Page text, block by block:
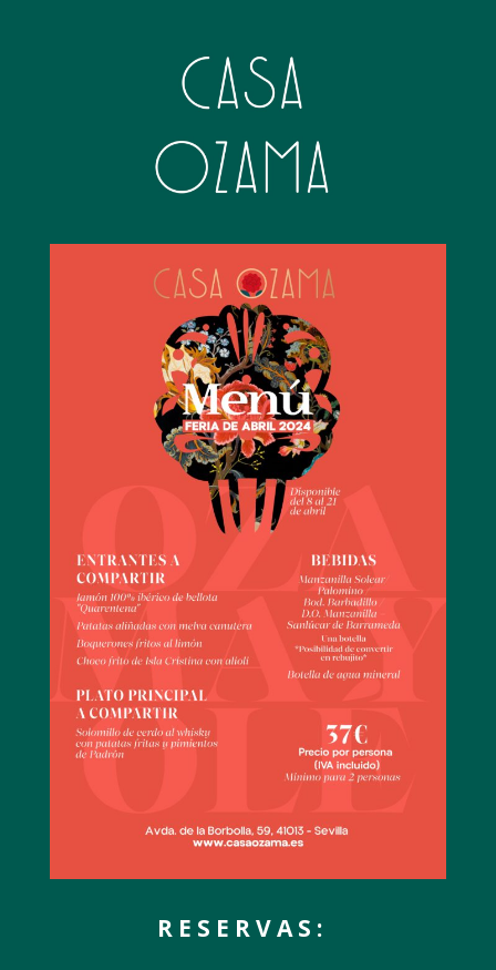
RESERVAS: